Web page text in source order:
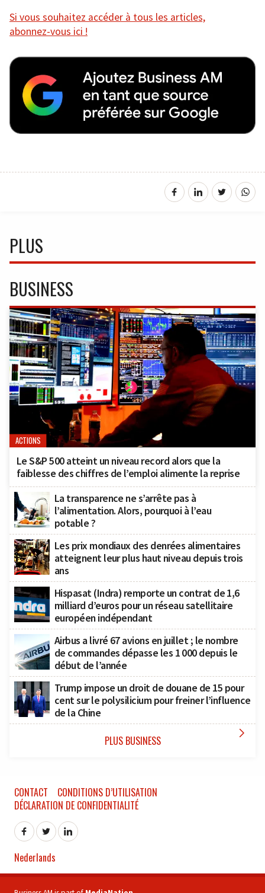
Si vous souhaitez accéder à tous les articles,
abonnez-vous ici !
PLUS
BUSINESS
ACTIONS
Le S&P 500 atteint un niveau record alors que la
faiblesse des chiffres de l’emploi alimente la reprise
La transparence ne s’arrête pas à
l’alimentation. Alors, pourquoi à l’eau
potable ?
Les prix mondiaux des denrées alimentaires
atteignent leur plus haut niveau depuis trois
ans
Hispasat (Indra) remporte un contrat de 1,6
milliard d’euros pour un réseau satellitaire
européen indépendant
Airbus a livré 67 avions en juillet ; le nombre
de commandes dépasse les 1 000 depuis le
début de l’année
Trump impose un droit de douane de 15 pour
cent sur le polysilicium pour freiner l’influence
de la Chine
PLUS BUSINESS 
CONTACT
CONDITIONS D’UTILISATION
DÉCLARATION DE CONFIDENTIALITÉ
Nederlands